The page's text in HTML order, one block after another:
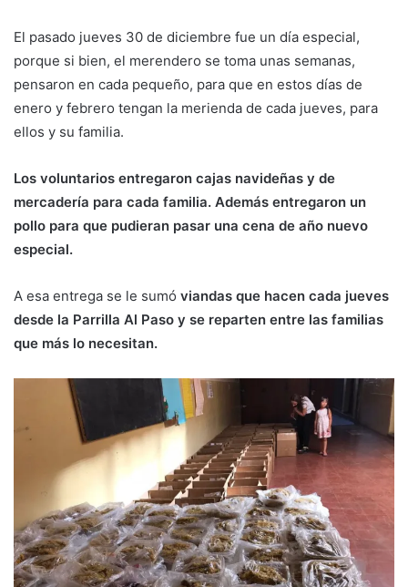
El pasado jueves 30 de diciembre fue un día especial,
porque si bien, el merendero se toma unas semanas,
pensaron en cada pequeño, para que en estos días de
enero y febrero tengan la merienda de cada jueves, para
ellos y su familia.
Los voluntarios entregaron cajas navideñas y de
mercadería para cada familia. Además entregaron un
pollo para que pudieran pasar una cena de año nuevo
especial.
A esa entrega se le sumó viandas que hacen cada jueves
desde la Parrilla Al Paso y se reparten entre las familias
que más lo necesitan.